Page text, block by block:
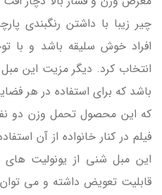
چیر زیبا با داشتن رنگبندی
افراد خوش سلیقه باشد و با
انتخاب کرد. دیگر مزیت این
باشد که برای استفاده در هر
که این محصول تحمل وزن دو
فیلم در کنار خانواده از آن
این مبل شنی از یونولیت
قابلیت تعویض داشته و می